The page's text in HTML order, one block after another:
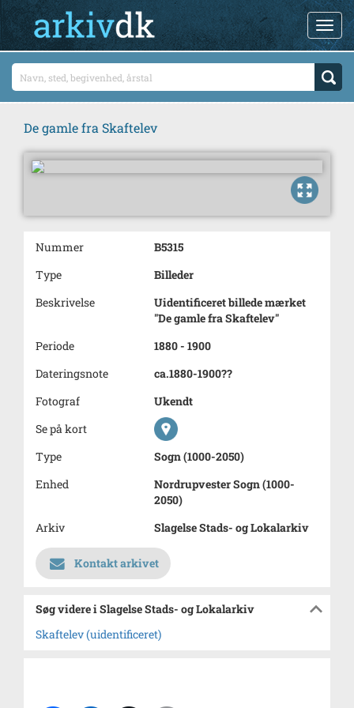
De gamle fra Skaftelev
Nummer
B5315
Type
Billeder
Beskrivelse
Uidentificeret billede mærket
"De gamle fra Skaftelev"
Periode
1880 - 1900
Dateringsnote
ca.1880-1900??
Fotograf
Ukendt
Se på kort
Type
Sogn (1000-2050)
Enhed
Nordrupvester Sogn (1000-
2050)
Arkiv
Slagelse Stads- og Lokalarkiv
Kontakt arkivet
Søg videre i Slagelse Stads- og Lokalarkiv
Skaftelev (uidentificeret)